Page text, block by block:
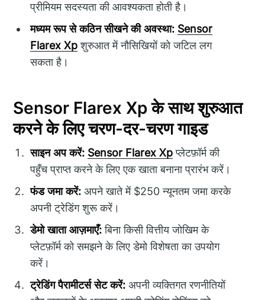
प्रीमियम सदस्यता की आवश्यकता होती है।
मध्यम रूप से कठिन सीखने की अवस्था: Sensor
Flarex Xpशुरुआत में नौसिखियों को जटिल लग
सकता है।
Sensor Flarex Xp के साथ शुरुआत
करने के लिए चरण-दर-चरण गाइड
साइन अप करें: Sensor Flarex Xpप्लेटफ़ॉर्म की
पहुँच प्राप्त करने के लिए एक खाता बनाना प्रारंभ करें।
फंड जमा करें: अपने खाते में $250 न्यूनतम जमा करके
अपनी ट्रेडिंग शुरू करें।
डेमो खाता आज़माएँ:बिना किसी वित्तीय जोखिम के
प्लेटफ़ॉर्म को समझने के लिए डेमो विशेषता का उपयोग
करें।
ट्रेडिंग पैरामीटर्स सेट करें: अपनी व्यक्तिगत रणनीतियों